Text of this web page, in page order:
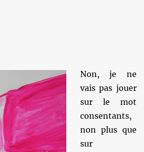
Non, je ne
vais pas jouer
sur le mot
consentants,
non plus que
sur